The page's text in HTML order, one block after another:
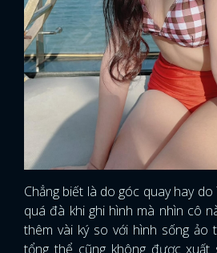
Chẳng biết là do góc quay hay
quá đà khi ghi hình mà nhìn cô
thêm vài ký so với hình sống ảo
tổng thể cũng không được xuất